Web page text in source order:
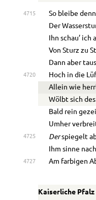
4715
So bleibe
Der
Ihn schau’
Von Sturz zu
Dann aber
4720
Hoch in die
Allein wie
Wölbt sich
Bald rein
Umher
4725 Derspiegelt
Ihm sinne
4727 Am farbigen
Kaiserliche Pfalz